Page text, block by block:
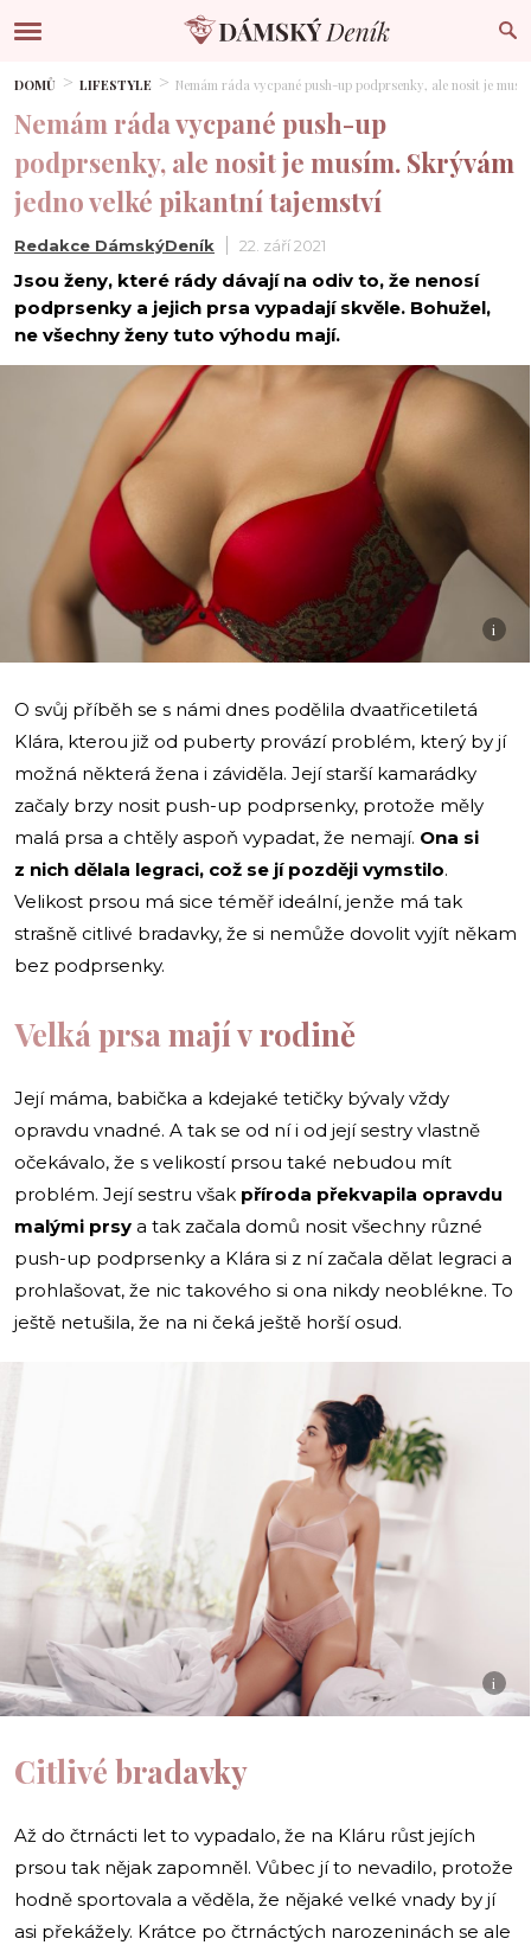
DOMŮ LIFESTYLE Nemám ráda vycpané push-up podprsenky, ale nosit je
Nemám ráda vycpané push-up
podprsenky, ale nosit je musím. Skrývám
jedno velké pikantní tajemství
Redakce DámskýDeník 22. září 2021
Jsou ženy, které rády dávají na odiv to, že nenosí
podprsenky a jejich prsa vypadají skvěle. Bohužel,
ne všechny ženy tuto výhodu mají.
i
O svůj příběh se s námi dnes podělila dvaatřicetiletá
Klára, kterou již od puberty provází problém, který by jí
možná některá žena i záviděla. Její starší kamarádky
začaly brzy nosit push-up podprsenky, protože měly
malá prsa a chtěly aspoň vypadat, že nemají. Ona si
z nich dělala legraci, což se jí později vymstilo.
Velikost prsou má sice téměř ideální, jenže má tak
strašně citlivé bradavky, že si nemůže dovolit vyjít někam
bez podprsenky.
Velká prsa mají v rodině
Její máma, babička a kdejaké tetičky bývaly vždy
opravdu vnadné. A tak se od ní i od její sestry vlastně
očekávalo, že s velikostí prsou také nebudou mít
problém. Její sestru však příroda překvapila opravdu
malými prsy a tak začala domů nosit všechny různé
push-up podprsenky a Klára si z ní začala dělat legraci a
prohlašovat, že nic takového si ona nikdy neoblékne. To
ještě netušila, že na ni čeká ještě horší osud.
i
Citlivé bradavky
Až do čtrnácti let to vypadalo, že na Kláru růst jejích
prsou tak nějak zapomněl. Vůbec jí to nevadilo, protože
hodně sportovala a věděla, že nějaké velké vnady by jí
asi překážely. Krátce po čtrnáctých narozeninách se ale